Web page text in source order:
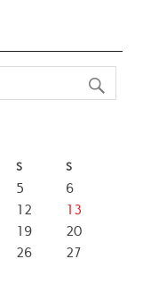
S S
5
6
12
13
19
20
26
27